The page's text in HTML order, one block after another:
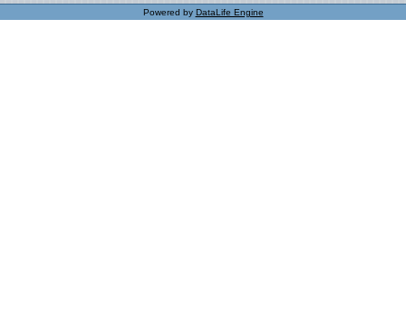
Powered by DataLife Engine